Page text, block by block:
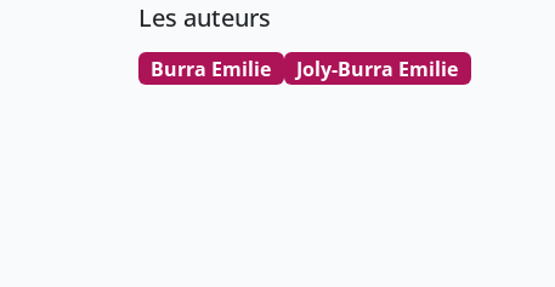
Les auteurs
Burra Emilie Joly-Burra Emilie